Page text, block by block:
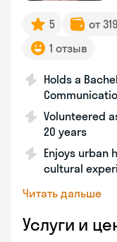
5 от
1 отзыв
Holds a
Volunteered
20 years
Enjoys urban
cultural
Читать дальше
Услуги и